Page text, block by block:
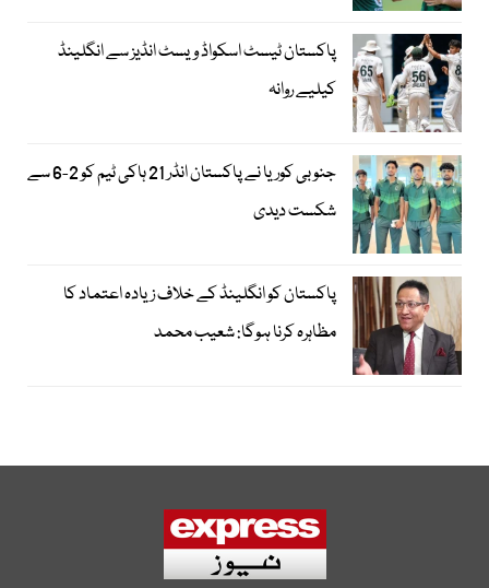
پاکستان ٹیسٹ اسکواڈ ویسٹ انڈیز سے انگلینڈ
کیلیے روانہ
جنوبی کوریا نے پاکستان انڈر 21 ہاکی ٹیم کو 2-6 سے
شکست دیدی
پاکستان کو انگلینڈ کے خلاف زیادہ اعتماد کا
مظاہرہ کرنا ہوگا: شعیب محمد